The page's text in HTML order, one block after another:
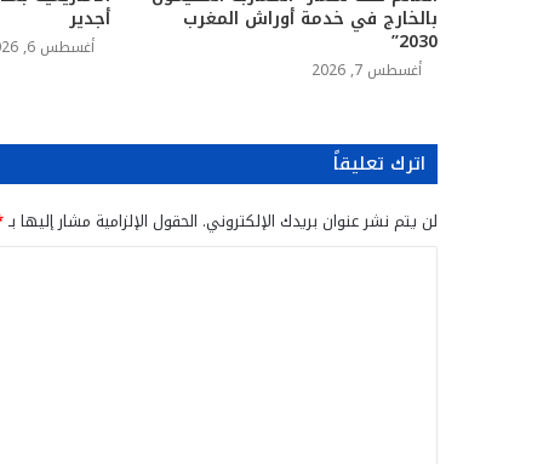
بالخارج في خدمة أوراش المغرب
2030”
أغسطس 7, 2026
أجدير
أغسطس 6, 2026
اترك تعليقاً
لن يتم نشر عنوان بريدك الإلكتروني. الحقول الإلزامية مشار إليها بـ